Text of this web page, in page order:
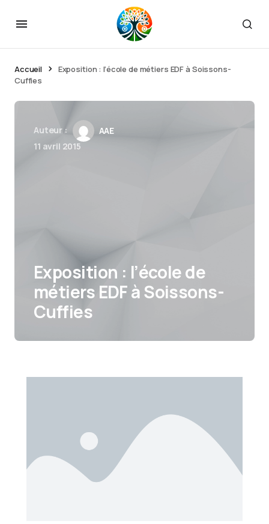
Accueil
Exposition : l’école de métiers EDF à Soissons-
Cuffies
Auteur :
AAE
11 avril 2015
Exposition : l’école de
métiers EDF à Soissons-
Cuffies